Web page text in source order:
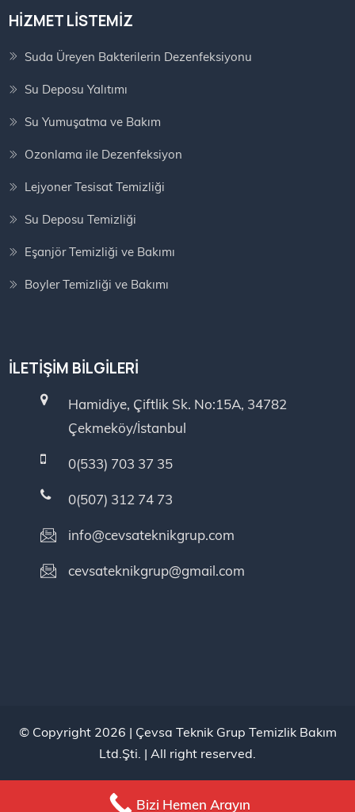
HIZMET LISTEMIZ
Suda Üreyen Bakterilerin Dezenfeksiyonu
Su Deposu Yalıtımı
Su Yumuşatma ve Bakım
Ozonlama ile Dezenfeksiyon
Lejyoner Tesisat Temizliği
Su Deposu Temizliği
Eşanjör Temizliği ve Bakımı
Boyler Temizliği ve Bakımı
İLETIŞIM BILGILERI
Hamidiye, Çiftlik Sk. No:15A, 34782
Çekmeköy/İstanbul
0(533) 703 37 35
0(507) 312 74 73
info@cevsateknikgrup.com
cevsateknikgrup@gmail.com
© Copyright 2026 | Çevsa Teknik Grup Temizlik Bakım
Ltd.Şti. | All right reserved.
Bizi Hemen Arayın